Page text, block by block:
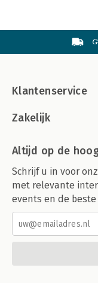
Klantenservice
Zakelijk
Altijd op de
Schrijf u in voor
met relevante
events en de beste